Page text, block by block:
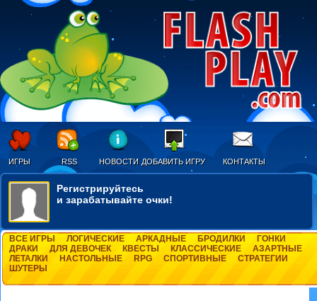
ИГРЫ RSS НОВОСТИ ДОБАВИТЬ ИГРУ КОНТАКТЫ
Регистрируйтесь
и зарабатывайте очки!
ВСЕ ИГРЫ ЛОГИЧЕСКИЕ АРКАДНЫЕ БРОДИЛКИ
ГОНКИ
ДРАКИ
ДЛЯ ДЕВОЧЕК КВЕСТЫ КЛАССИЧЕСКИЕ
АЗАРТНЫЕ
ЛЕТАЛКИ
НАСТОЛЬНЫЕ RPG СПОРТИВНЫЕ
СТРАТЕГИИ
ШУТЕРЫ